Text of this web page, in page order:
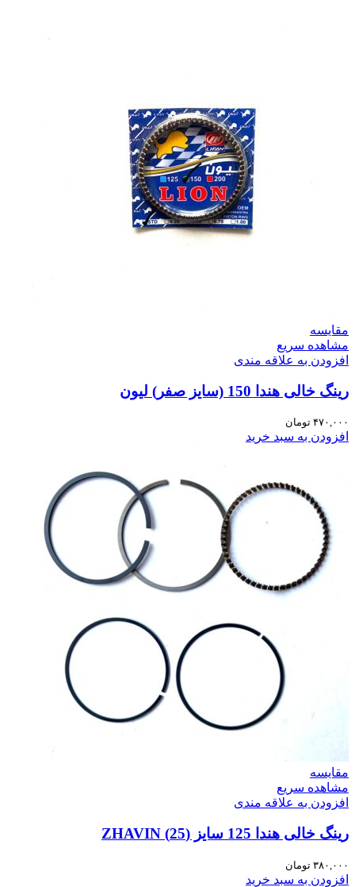
مقایسه
مشاهده سریع
افزودن به علاقه مندی
رینگ خالی هندا 150 (سایز صفر) لیون
۴۷۰,۰۰۰ تومان
افزودن به سبد خرید
مقایسه
مشاهده سریع
افزودن به علاقه مندی
رینگ خالی هندا 125 سایز (25) ZHAVIN
۳۸۰,۰۰۰ تومان
افزودن به سبد خرید